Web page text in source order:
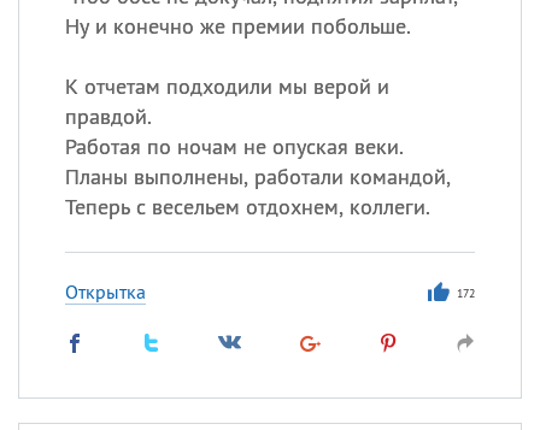
Ну и конечно же премии побольше.
К отчетам подходили мы верой и
правдой.
Работая по ночам не опуская веки.
Планы выполнены, работали командой,
Теперь с весельем отдохнем, коллеги.
Открытка 172
Сегодня празднуют именины
Александр Макар
Анна
Посмотреть значениеи